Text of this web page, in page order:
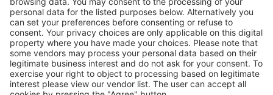
Unterkünfte, die Sie mögen
Wählen Sie aus über 1,3 Millionen Unterkünften: Hotels,
Hütten, Apartments und andere.